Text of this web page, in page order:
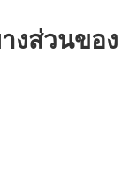
งส่วนของ